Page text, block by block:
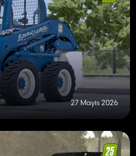
27 Mayıs 2026